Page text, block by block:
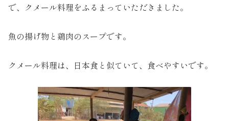
で、クメール料理をふるまっていただきました。
魚の揚げ物と鶏肉のスープです。
クメール料理は、日本食と似ていて、食べやすいです。